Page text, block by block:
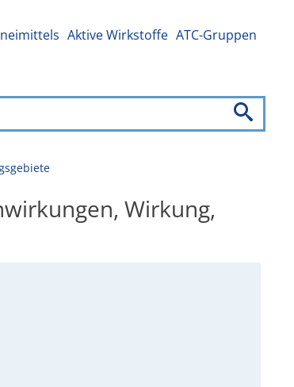
Aktive Wirkstoffe ATC-Gruppen
Wirkung,